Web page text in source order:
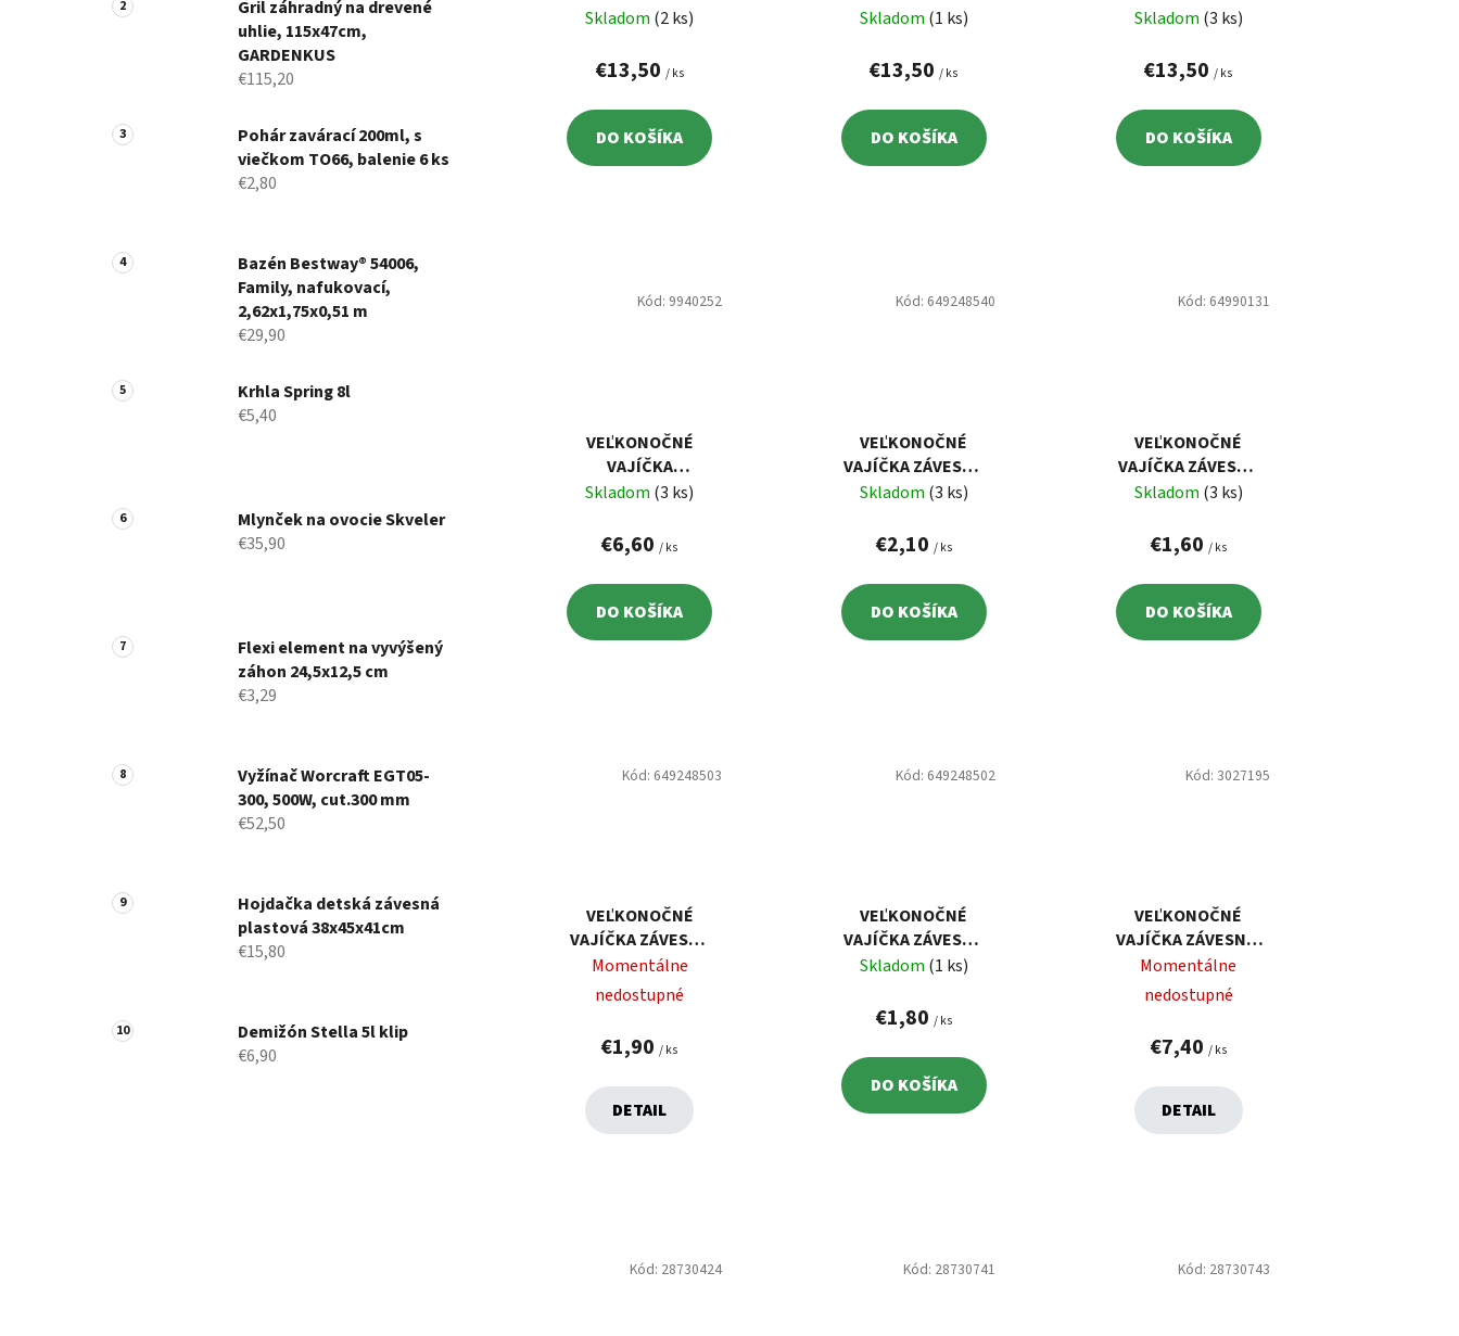
Gril záhradný na drevené
uhlie, 115x47cm,
GARDENKUS
€115,20
Pohár zavárací 200ml, s
viečkom TO66, balenie 6 ks
€2,80
Bazén Bestway® 54006,
Family, nafukovací,
2,62x1,75x0,51 m
€29,90
Krhla Spring 8l
€5,40
Mlynček na ovocie Skveler
€35,90
Flexi element na vyvýšený
záhon 24,5x12,5 cm
€3,29
Vyžínač Worcraft EGT05-
300, 500W, cut.300 mm
€52,50
Hojdačka detská závesná
plastová 38x45x41cm
€15,80
Demižón Stella 5l klip
€6,90
VANKÚŠ 42X42CM,
Skladom (2 ks)
€13,50 / ks
DO KOŠÍKA
VANKÚŠ 42X42CM,
Skladom (1 ks)
€13,50/ ks
DO KOŠÍKA
VANKÚŠ 42X42CM,
KOŠÍKU
Skladom (3 ks)
€13,50/ ks
DO KOŠÍKA
VEĽKONOČNÉ
VAJÍČKA
BIELE/HNEDÉ,
Skladom (3 ks)
€6,60/ ks
DO KOŠÍKA
Kód: 9940252
VEĽKONOČNÉ
VAJÍČKA ZÁVESNÉ
6 CM, 6 KS
Skladom (3 ks)
€2,10 / ks
DO KOŠÍKA
Kód: 649248540
VEĽKONOČNÉ
VAJÍČKA ZÁVESNÉ
BIELO-HNEDÉ 6
Skladom (3 ks)
€1,60 / ks
DO KOŠÍKA
Kód: 64990131
VEĽKONOČNÉ
VAJÍČKA ZÁVESNÉ
BIELO-ZELENÉ 6
CM, 6 KS
Momentálne
nedostupné
€1,90/ ks
DETAIL
Kód: 649248503
VEĽKONOČNÉ
VAJÍČKA ZÁVESNÉ
PASTELOVÉ 6 CM, 6
Skladom (1 ks)
€1,80 / ks
DO KOŠÍKA
Kód: 649248502
VEĽKONOČNÉ
VAJÍČKA ZÁVESNÉ,
6 CM, 16 KS
Momentálne
nedostupné
€7,40 / ks
DETAIL
Kód: 3027195
Kód: 28730424 Kód: 28730741 Kód: 28730743